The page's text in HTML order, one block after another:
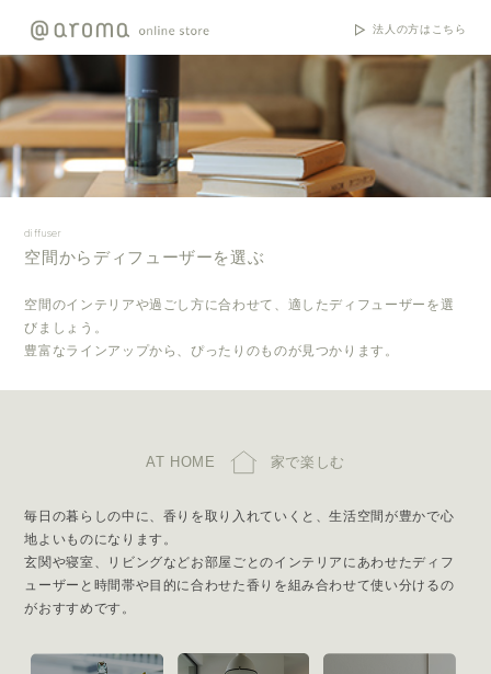
法人の方はこちら
diffuser
空間からディフューザーを選ぶ
空間のインテリアや過ごし方に合わせて、適したディフューザーを選
びましょう。
豊富なラインアップから、ぴったりのものが見つかります。
AT HOME 家で楽しむ
毎日の暮らしの中に、香りを取り入れていくと、生活空間が豊かで心
地よいものになります。
玄関や寝室、リビングなどお部屋ごとのインテリアにあわせたディフ
ューザーと時間帯や目的に合わせた香りを組み合わせて使い分けるの
がおすすめです。